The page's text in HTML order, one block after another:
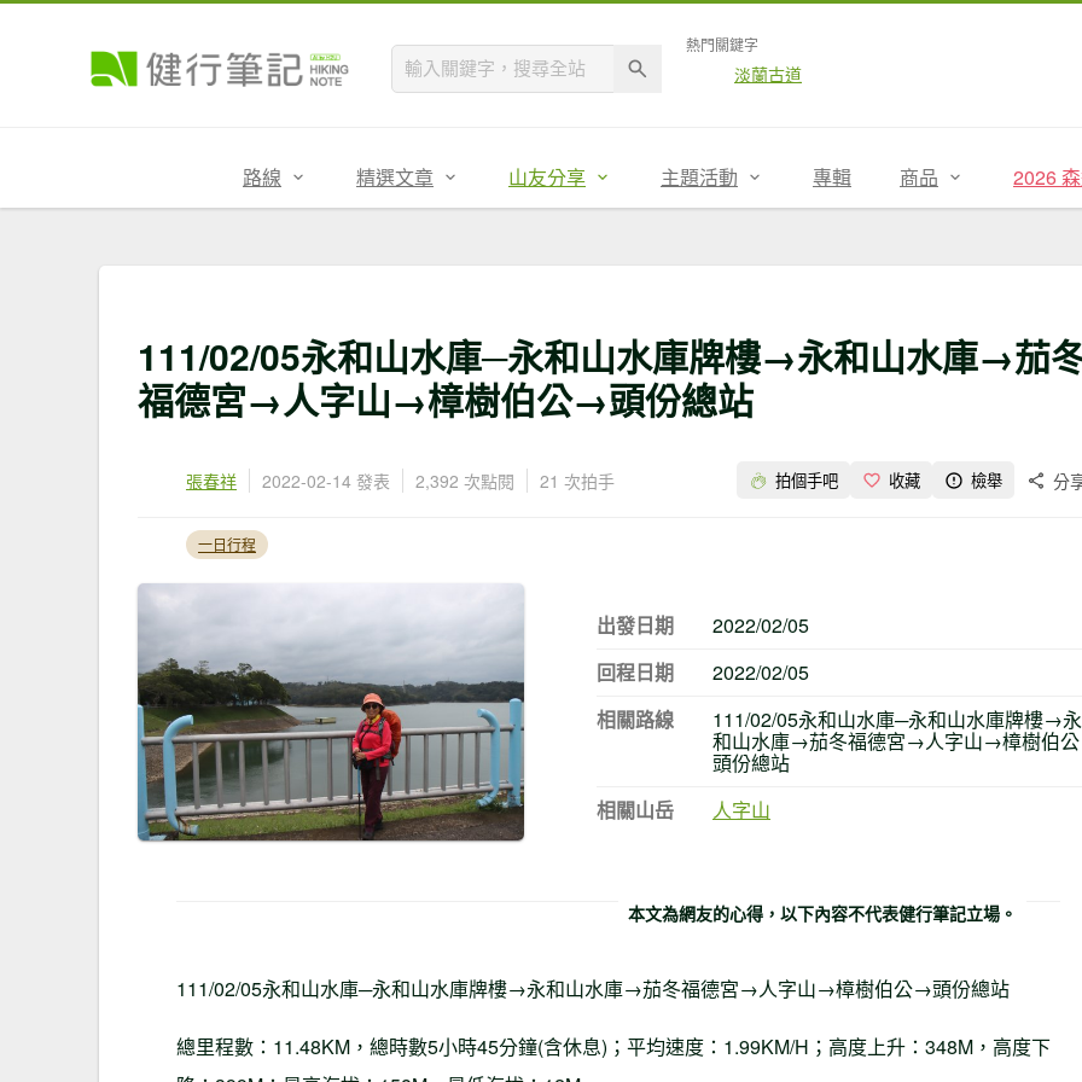
熱門關鍵字
淡蘭古道
路線 精選文章 山友分享 主題活動 專輯 商品 2026
111/02/05永和山水庫─永和山水庫牌樓→永和山水庫→茄
福德宮→人字山→樟樹伯公→頭份總站
張春祥 2022-02-14 發表 2,392 次點閱 21 次拍手 拍個手吧 收藏 檢舉 分
一日行程
出發日期
2022/02/05
回程日期
2022/02/05
相關路線
111/02/05永和山水庫─永和山水庫牌樓→永
和山水庫→茄冬福德宮→人字山→樟樹伯
頭份總站
相關山岳
人字山
本文為網友的心得，以下內容不代表健行筆記立場。
111/02/05永和山水庫─永和山水庫牌樓→永和山水庫→茄冬福德宮→人字山→樟樹伯公→頭份總站
總里程數：11.48KM，總時數5小時45分鐘(含休息)；平均速度：1.99KM/H；高度上升：348M，高度下